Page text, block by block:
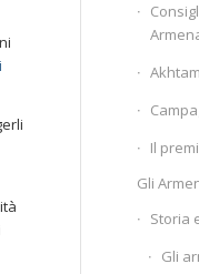
Il
Gli
Storia
Gli